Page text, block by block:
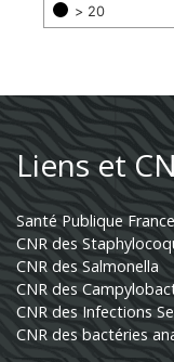
> 20
Liens et
Santé Publique France
CNR des
CNR des Salmonella
CNR des
CNR des Infections
CNR des bactéries